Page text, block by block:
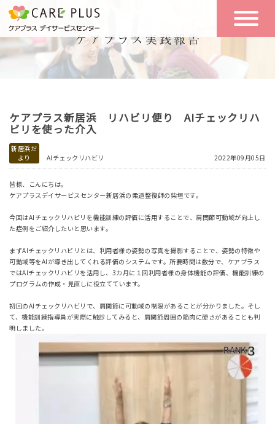
こんな方に
おすすめ
一日の流れ
一日体験
空き状況
実践報告
お問い合わせ
体験希望
ケアプラス新居浜 リハビリ便り AIチェックリハ
ビリを使った介入
新居浜だ
より
AIチェックリハビリ 2022年09月05日
皆様、こんにちは。
ケアプラスデイサービスセンター新居浜の柔道整復師の柴垣です。
今回はAIチェックリハビリを機能訓練の評価に活用することで、肩関節可動域が向上し
た症例をご紹介したいと思います。
まずAIチェックリハビリとは、利用者様の姿勢の写真を撮影することで、姿勢の特徴や
可動域等をAIが導き出してくれる評価のシステムです。所要時間は数分で、ケアプラス
ではAIチェックリハビリを活用し、3カ月に１回利用者様の身体機能の評価、機能訓練の
プログラムの作成・見直しに役立てています。
初回のAIチェックリハビリで、肩関節に可動域の制限があることが分かりました。そし
て、機能訓練指導員が実際に触診してみると、肩関節周囲の筋肉に硬さがあることも判
明しました。